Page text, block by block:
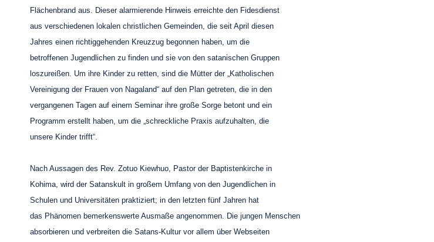
Flächenbrand aus. Dieser alarmierende Hinweis erreichte den Fidesdienst
aus verschiedenen lokalen christlichen Gemeinden, die seit April diesen
Jahres einen richtiggehenden Kreuzzug begonnen haben, um die
betroffenen Jugendlichen zu finden und sie von den satanischen Gruppen
loszureißen. Um ihre Kinder zu retten, sind die Mütter der „Katholischen
Vereinigung der Frauen von Nagaland“ auf den Plan getreten, die in den
vergangenen Tagen auf einem Seminar ihre große Sorge betont und ein
Programm erstellt haben, um die „schreckliche Praxis aufzuhalten, die
unsere Kinder trifft“.
Nach Aussagen des Rev. Zotuo Kiewhuo, Pastor der Baptistenkirche in
Kohima, wird der Satanskult in großem Umfang von den Jugendlichen in
Schulen und Universitäten praktiziert; in den letzten fünf Jahren hat
das Phänomen bemerkenswerte Ausmaße angenommen. Die jungen Menschen
absorbieren und verbreiten die Satans-Kultur vor allem über Webseiten